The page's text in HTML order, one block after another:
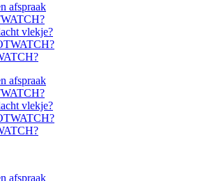
afspraak
vlekje?
afspraak
vlekje?
afspraak